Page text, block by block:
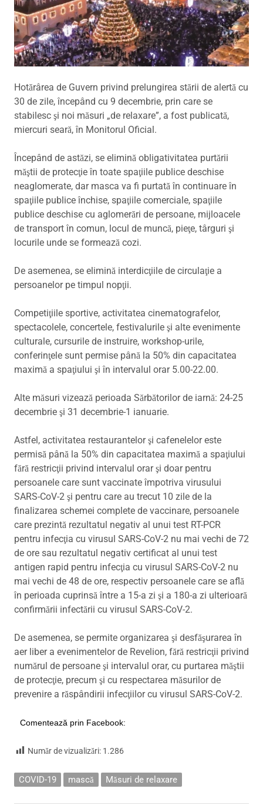
Hotărârea de Guvern privind prelungirea stării de alertă cu
30 de zile, începând cu 9 decembrie, prin care se
stabilesc şi noi măsuri „de relaxare”, a fost publicată,
miercuri seară, în Monitorul Oficial.
Începând de astăzi, se elimină obligativitatea purtării
măştii de protecţie în toate spaţiile publice deschise
neaglomerate, dar masca va fi purtată în continuare în
spaţiile publice închise, spaţiile comerciale, spaţiile
publice deschise cu aglomerări de persoane, mijloacele
de transport în comun, locul de muncă, pieţe, târguri şi
locurile unde se formează cozi.
De asemenea, se elimină interdicţiile de circulaţie a
persoanelor pe timpul nopţii.
Competiţiile sportive, activitatea cinematografelor,
spectacolele, concertele, festivalurile şi alte evenimente
culturale, cursurile de instruire, workshop-urile,
conferinţele sunt permise până la 50% din capacitatea
maximă a spaţiului şi în intervalul orar 5.00-22.00.
Alte măsuri vizează perioada Sărbătorilor de iarnă: 24-25
decembrie şi 31 decembrie-1 ianuarie.
Astfel, activitatea restaurantelor şi cafenelelor este
permisă până la 50% din capacitatea maximă a spaţiului
fără restricţii privind intervalul orar şi doar pentru
persoanele care sunt vaccinate împotriva virusului
SARS-CoV-2 şi pentru care au trecut 10 zile de la
finalizarea schemei complete de vaccinare, persoanele
care prezintă rezultatul negativ al unui test RT-PCR
pentru infecţia cu virusul SARS-CoV-2 nu mai vechi de 72
de ore sau rezultatul negativ certificat al unui test
antigen rapid pentru infecţia cu virusul SARS-CoV-2 nu
mai vechi de 48 de ore, respectiv persoanele care se află
în perioada cuprinsă între a 15-a zi şi a 180-a zi ulterioară
confirmării infectării cu virusul SARS-CoV-2.
De asemenea, se permite organizarea şi desfăşurarea în
aer liber a evenimentelor de Revelion, fără restricţii privind
numărul de persoane şi intervalul orar, cu purtarea măştii
de protecţie, precum şi cu respectarea măsurilor de
prevenire a răspândirii infecţiilor cu virusul SARS-CoV-2.
Comentează prin Facebook:
Număr de vizualizări: 1.286
COVID-19 mască Măsuri de relaxare